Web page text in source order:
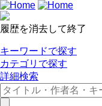
履歴を消去して終了
キーワードで探す
カテゴリで探す
詳細検索